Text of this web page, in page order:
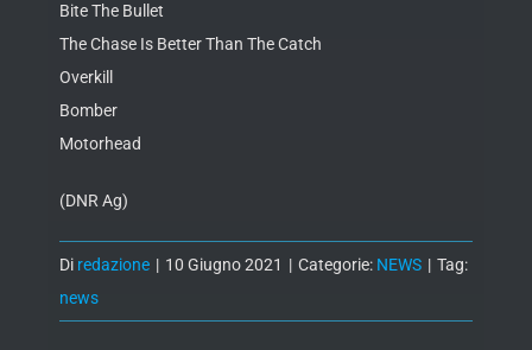
Bite The Bullet
The Chase Is Better Than The Catch
Overkill
Bomber
Motorhead
(DNR Ag)
Di redazione | 10 Giugno 2021 | Categorie: NEWS | Tag:
news